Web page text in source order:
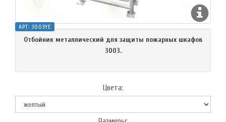
АРТ: 3003YE
Отбойник металлический для защиты пожарных шкафов
3003.
Цвета: